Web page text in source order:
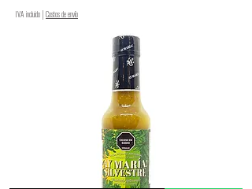
IVA incluido | Costos de envío